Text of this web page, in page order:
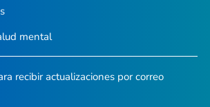
mental
recibir actualizaciones por correo